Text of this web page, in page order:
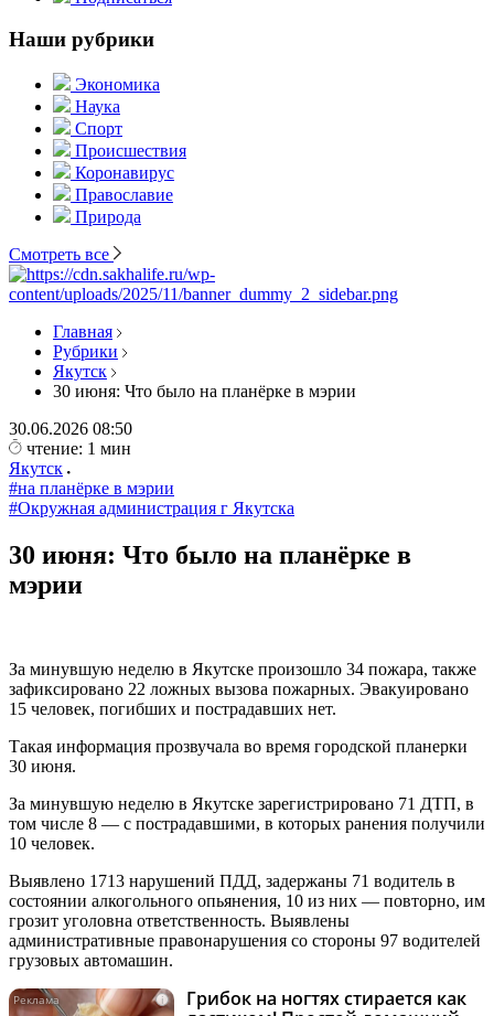
Наши рубрики
Экономика
Наука
Спорт
Происшествия
Коронавирус
Православие
Природа
Смотреть все
Главная
Рубрики
Якутск
30 июня: Что было на планёрке в мэрии
30.06.2026 08:50
чтение: 1 мин
Якутск
#на планёрке в мэрии
#Окружная администрация г Якутска
30 июня: Что было на планёрке в
мэрии
За минувшую неделю в Якутске произошло 34 пожара, также
зафиксировано 22 ложных вызова пожарных. Эвакуировано
15 человек, погибших и пострадавших нет.
Такая информация прозвучала во время городской планерки
30 июня.
За минувшую неделю в Якутске зарегистрировано 71 ДТП, в
том числе 8 — с пострадавшими, в которых ранения получили
10 человек.
Выявлено 1713 нарушений ПДД, задержаны 71 водитель в
состоянии алкогольного опьянения, 10 из них — повторно, им
грозит уголовна ответственность. Выявлены
административные правонарушения со стороны 97 водителей
грузовых автомашин.
i
Грибок на ногтях стирается как